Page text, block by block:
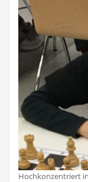
Hochkonzentriert